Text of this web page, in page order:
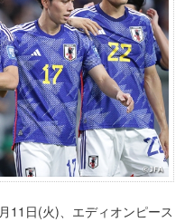
11日(火)、エディオンピース